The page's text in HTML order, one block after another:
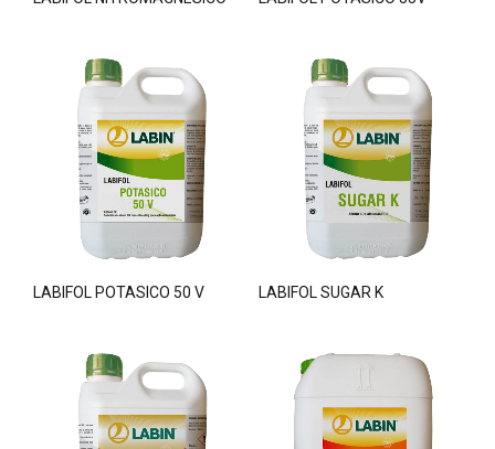
LABIFOL POTASICO 50 V LABIFOL SUGAR K